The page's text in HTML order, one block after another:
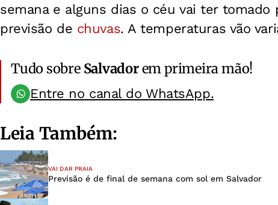
semana e alguns dias o céu vai ter
previsão de chuvas. A temperaturas vão
Tudo sobre Salvadorem primeira mão!
Entre no canal do WhatsApp.
Leia Também:
VAI DAR PRAIA
Previsão é de final de semana com sol em Salvador